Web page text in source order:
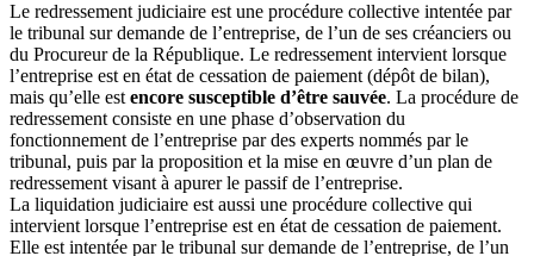
Le redressement judiciaire est une procédure collective intentée par
le tribunal sur demande de l’entreprise, de l’un de ses créanciers ou
du Procureur de la République. Le redressement intervient lorsque
l’entreprise est en état de cessation de paiement (dépôt de bilan),
mais qu’elle est encore susceptible d’être sauvée. La procédure de
redressement consiste en une phase d’observation du
fonctionnement de l’entreprise par des experts nommés par le
tribunal, puis par la proposition et la mise en œuvre d’un plan de
redressement visant à apurer le passif de l’entreprise.
La liquidation judiciaire est aussi une procédure collective qui
intervient lorsque l’entreprise est en état de cessation de paiement.
Elle est intentée par le tribunal sur demande de l’entreprise, de l’un